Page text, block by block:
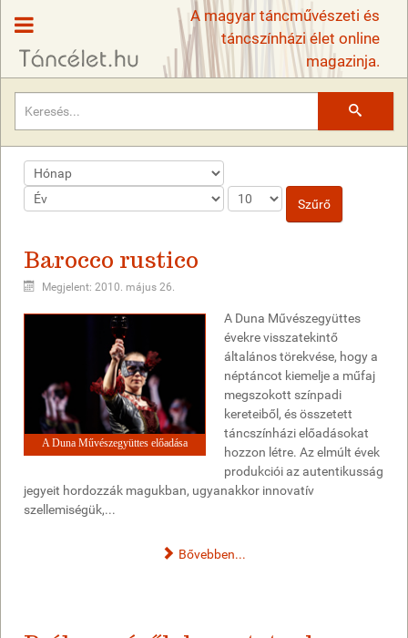
A magyar táncművészeti és
táncszínházi élet online
magazinja.
Szűrő
Barocco rustico
Megjelent: 2010. május 26.
A Duna Művészegyüttes előadása
A Duna Művészegyüttes
évekre visszatekintő
általános törekvése, hogy a
néptáncot kiemelje a műfaj
megszokott színpadi
kereteiből, és összetett
táncszínházi előadásokat
hozzon létre. Az elmúlt évek
produkciói az autentikusság
jegyeit hordozzák magukban, ugyanakkor innovatív
szellemiségük,...
Bővebben...